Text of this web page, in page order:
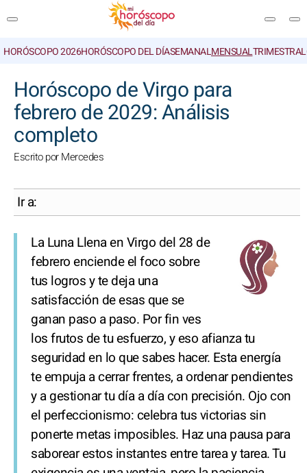
HORÓSCOPO 2026HORÓSCOPO DEL DÍASEMANALMENSUALTRIMESTRAL
Horóscopo de Virgo para
febrero de 2029: Análisis
completo
Escrito por Mercedes
Ir a:
La Luna Llena en Virgo del 28 de
febrero enciende el foco sobre
tus logros y te deja una
satisfacción de esas que se
ganan paso a paso. Por fin ves
los frutos de tu esfuerzo, y eso afianza tu
seguridad en lo que sabes hacer. Esta energía
te empuja a cerrar frentes, a ordenar pendientes
y a gestionar tu día a día con precisión. Ojo con
el perfeccionismo: celebra tus victorias sin
ponerte metas imposibles. Haz una pausa para
saborear estos instantes entre tarea y tarea. Tu